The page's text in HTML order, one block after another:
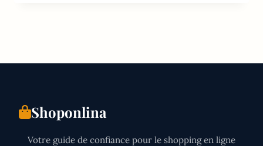
TYPES,
2026
Shoponlina
Votre guide de confiance pour le shopping en ligne